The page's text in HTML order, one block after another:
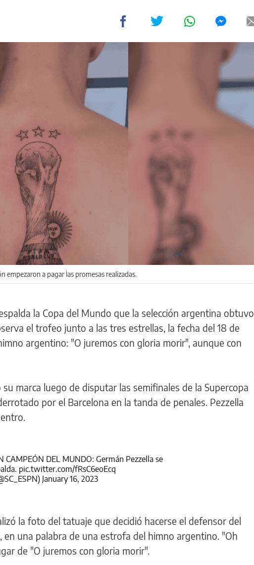
empezaron a pagar las promesas realizadas.
la Copa del Mundo que la selección argentina obtuvo
el trofeo junto a las tres estrellas, la fecha del 18 de
argentino: "O juremos con gloria morir", aunque con
marca luego de disputar las semifinales de la Supercopa
por el Barcelona en la tanda de penales. Pezzella
CAMPEÓN DEL MUNDO: Germán Pezzella se
pic.twitter.com/fRsC6eoEcq
January 16, 2023
la foto del tatuaje que decidió hacerse el defensor del
una palabra de una estrofa del himno argentino. "Oh
de "O juremos con gloria morir".